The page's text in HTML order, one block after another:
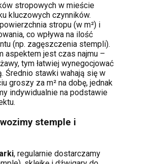
stropowych w mieście
kluczowych czynników.
stropu (w m²) i
co wpływa na ilość
(np. zagęszczenia stempli).
aspektem jest czas najmu –
tym łatwiej wynegocjować
Średnio stawki wahają się w
groszy za m² na dobę, jednak
indywidualnie na podstawie
stemple i
, regularnie dostarczamy